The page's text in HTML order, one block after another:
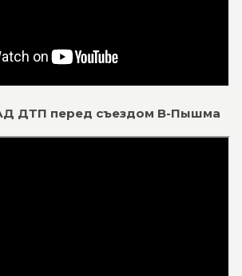
ДТП перед съездом В-Пышма